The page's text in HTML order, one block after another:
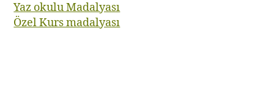
Yaz okulu Madalyası
Özel Kurs madalyası